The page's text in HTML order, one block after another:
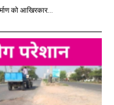
को आखिरकार...